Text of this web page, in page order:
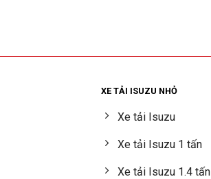
XE TẢI ISUZU NHỎ
Xe tải Isuzu
Xe tải Isuzu 1 tấn
Xe tải Isuzu 1.4 tấn